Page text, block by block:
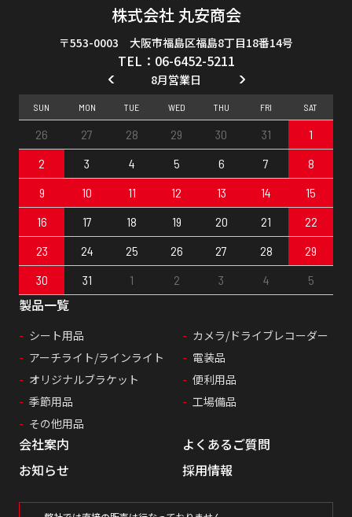
株式会社 丸安商会
〒553-0003 大阪市福島区福島8丁目18番14号
TEL：06-6452-5211
製品一覧
シート用品
カメラ/ドライブレコーダー
アーチライト/ラインライト
電装品
オリジナルブラケット
便利用品
季節用品
工場備品
その他用品
会社案内
お知らせ
よくあるご質問
採用情報
8月営業日
SUN MON TUE WED THU FRI SAT
26 27 28 29 30 31
1
2
3 4 5 6 7
8
9
10 11 12 13 14
15
16
17 18 19 20 21
22
23
24 25 26 27 28
29
30
31 1 2 3 4 5